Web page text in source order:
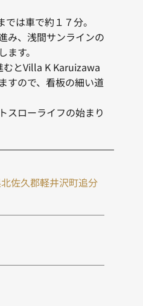
は車で約１７分。
み、浅間サンラインの
す。
むとVilla K Karuizawa
すので、看板の細い道
スローライフの始まり
佐久郡軽井沢町追分